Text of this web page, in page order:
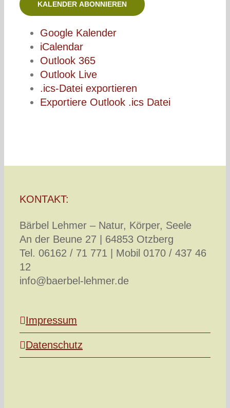
KALENDER ABONNIEREN
Google Kalender
iCalendar
Outlook 365
Outlook Live
.ics-Datei exportieren
Exportiere Outlook .ics Datei
KONTAKT:
Bärbel Lehmer – Natur, Körper, Seele
An der Beune 27 | 64853 Otzberg
Tel. 06162 / 71 771 | Mobil 0170 / 437 46
12
info@baerbel-lehmer.de
Impressum
Datenschutz